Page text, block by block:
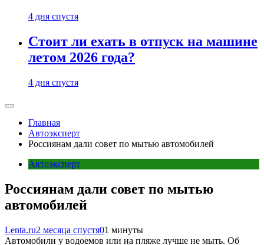
4 дня спустя
Стоит ли ехать в отпуск на машине
летом 2026 года?
4 дня спустя
Главная
Автоэксперт
Россиянам дали совет по мытью автомобилей
Автоэксперт
Россиянам дали совет по мытью
автомобилей
Lenta.ru2 месяца спустя01 минуты
Автомобили у водоемов или на пляже лучше не мыть. Об